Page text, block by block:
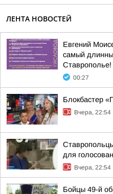
ЛЕНТА НОВОСТЕЙ
Евгений
самый
Ставрополье!
00:27
Блокбастер
Вчера, 22:54
для
Вчера, 22:54
Бойцы 49-й